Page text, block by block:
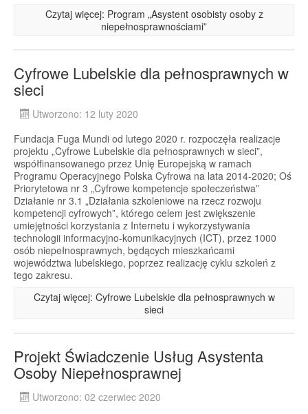
Czytaj więcej: Program „Asystent osobisty osoby z
niepełnosprawnościami”
Cyfrowe Lubelskie dla pełnosprawnych w
sieci
Utworzono: 12 luty 2020
Fundacja Fuga Mundi od lutego 2020 r. rozpoczęła realizacje
projektu „Cyfrowe Lubelskie dla pełnosprawnych w sieci”,
współfinansowanego przez Unię Europejską w ramach
Programu Operacyjnego Polska Cyfrowa na lata 2014-2020; Oś
Priorytetowa nr 3 „Cyfrowe kompetencje społeczeństwa”
Działanie nr 3.1 „Działania szkoleniowe na rzecz rozwoju
kompetencji cyfrowych”, którego celem jest zwiększenie
umiejętności korzystania z Internetu i wykorzystywania
technologii informacyjno-komunikacyjnych (ICT), przez 1000
osób niepełnosprawnych, będących mieszkańcami
województwa lubelskiego, poprzez realizację cyklu szkoleń z
tego zakresu.
Czytaj więcej: Cyfrowe Lubelskie dla pełnosprawnych w
sieci
Projekt Świadczenie Usług Asystenta
Osoby Niepełnosprawnej
Utworzono: 02 czerwiec 2020